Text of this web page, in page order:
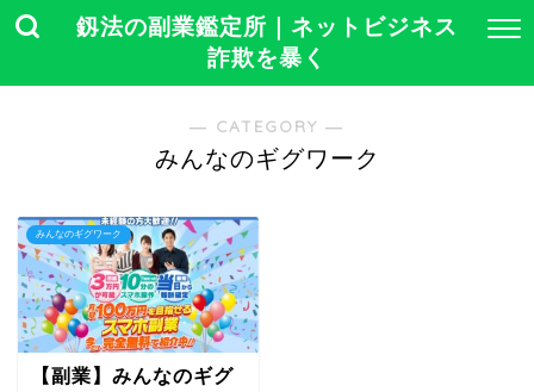
釼法の副業鑑定所｜ネットビジネス
詐欺を暴く
― CATEGORY ―
みんなのギグワーク
みんなのギグワーク
【副業】みんなのギグ